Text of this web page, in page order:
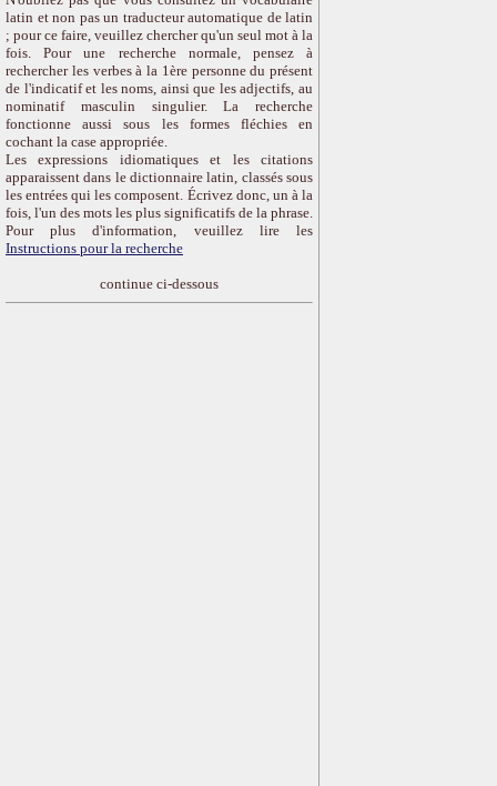
latin et non pas un traducteur automatique de latin
; pour ce faire, veuillez chercher qu'un seul mot à la
fois. Pour une recherche normale, pensez à
rechercher les verbes à la 1ère personne du présent
de l'indicatif et les noms, ainsi que les adjectifs, au
nominatif masculin singulier. La recherche
fonctionne aussi sous les formes fléchies en
cochant la case appropriée.
Les expressions idiomatiques et les citations
apparaissent dans le dictionnaire latin, classés sous
les entrées qui les composent. Écrivez donc, un à la
fois, l'un des mots les plus significatifs de la phrase.
Pour plus d'information, veuillez lire les
Instructions pour la recherche
continue ci-dessous